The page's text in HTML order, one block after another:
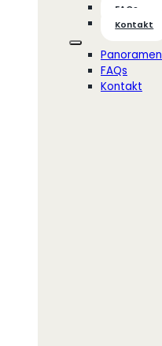
FAQs
Kontakt
Panoramen
FAQs
Kontakt